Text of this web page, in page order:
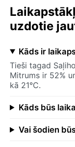
uzdotie
Kāds ir
Tieši tagad
Mitrums ir 52%
kā 21°C.
Kāds būs
Vai šodien